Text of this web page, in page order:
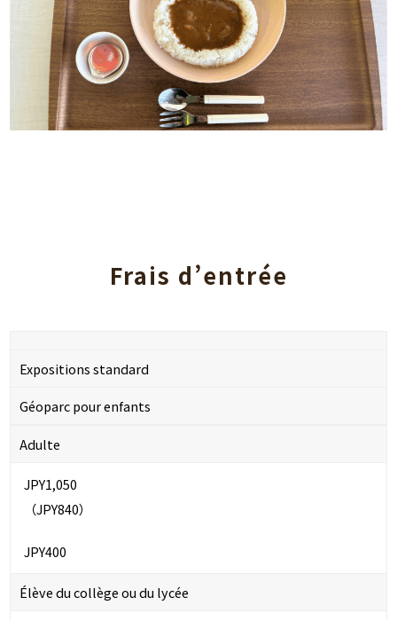
Frais d’entrée
Expositions standard
Géoparc pour enfants
Adulte
JPY1,050
（JPY840）
JPY400
Élève du collège ou du lycée